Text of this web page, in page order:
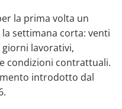
la prima volta un
settimana corta: venti
lavorativi,
condizioni contrattuali.
introdotto dal